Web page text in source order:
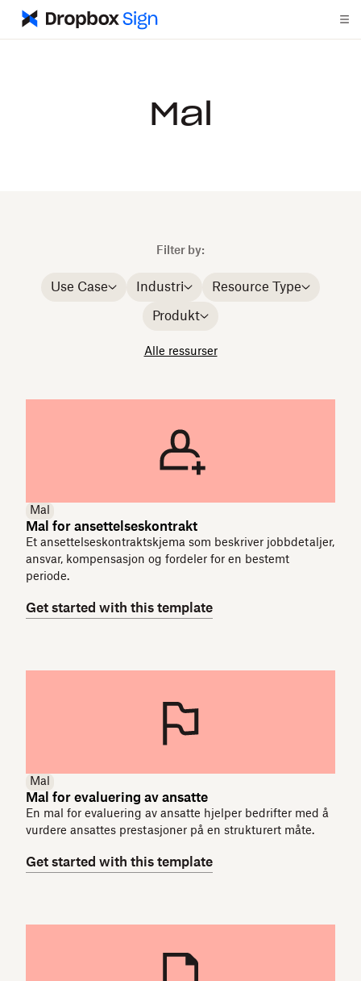
Mal
Filter by:
Use Case Industri Resource Type
Produkt
Alle ressurser
Mal
Mal for ansettelseskontrakt
Et ansettelseskontraktskjema som beskriver jobbdetaljer,
ansvar, kompensasjon og fordeler for en bestemt
periode.
Get started with this template
Mal
Mal for evaluering av ansatte
En mal for evaluering av ansatte hjelper bedrifter med å
vurdere ansattes prestasjoner på en strukturert måte.
Get started with this template